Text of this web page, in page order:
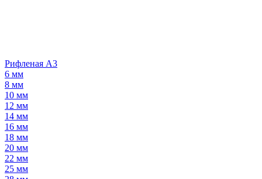
Рифленая А3
6 мм
8 мм
10 мм
12 мм
14 мм
16 мм
18 мм
20 мм
22 мм
25 мм